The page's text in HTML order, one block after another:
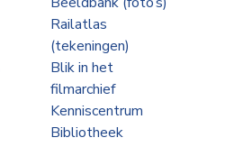
Railatlas
(tekeningen)
Blik in het
filmarchief
Kenniscentrum
Bibliotheek